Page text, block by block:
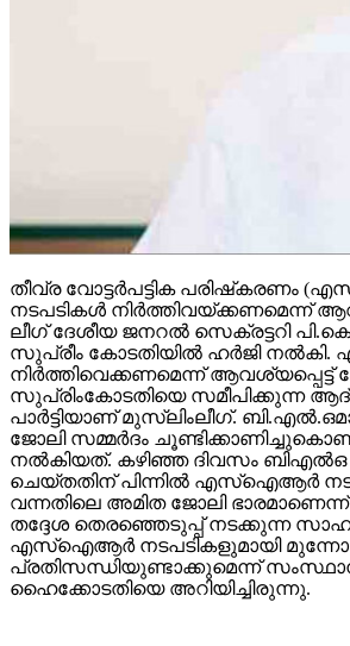
തീവ്ര വോട്ടര്‍പട്ടിക പരിഷ്‌കരണം
നടപടികള്‍ നിര്‍ത്തിവയ്ക്കണമെന്ന്
ലീഗ് ദേശീയ ജനറല്‍ സെക്രട്ടറി
സുപ്രീം കോടതിയില്‍ ഹര്‍ജി
നിര്‍ത്തിവെക്കണമെന്ന് ആവശ്യപ്പെട്ട്
സുപ്രിംകോടതിയെ സമീപിക്കുന്ന
പാര്‍ട്ടിയാണ് മുസ്ലിംലീഗ്.
ജോലി സമ്മര്‍ദം
നല്‍കിയത്. കഴിഞ്ഞ ദിവസം
ചെയ്തതിന് പിന്നില്‍ എസ്‌ഐആര്‍
വന്നതിലെ അമിത ജോലി ഭാരമാണെന്ന്
തദ്ദേശ തെരഞ്ഞെടുപ്പ് നടക്കുന്ന
എസ്‌ഐആര്‍ നടപടികളുമായി
പ്രതിസന്ധിയുണ്ടാക്കുമെന്ന്
ഹൈക്കോടതിയെ അറിയിച്ചിരുന്നു.